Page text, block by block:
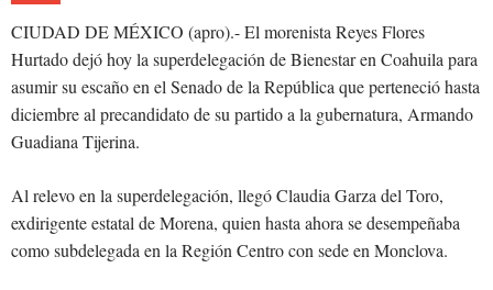
CIUDAD DE MÉXICO (apro).- El morenista Reyes Flores
Hurtado dejó hoy la superdelegación de Bienestar en Coahuila para
asumir su escaño en el Senado de la República que perteneció hasta
diciembre al precandidato de su partido a la gubernatura, Armando
Guadiana Tijerina.
Al relevo en la superdelegación, llegó Claudia Garza del Toro,
exdirigente estatal de Morena, quien hasta ahora se desempeñaba
como subdelegada en la Región Centro con sede en Monclova.